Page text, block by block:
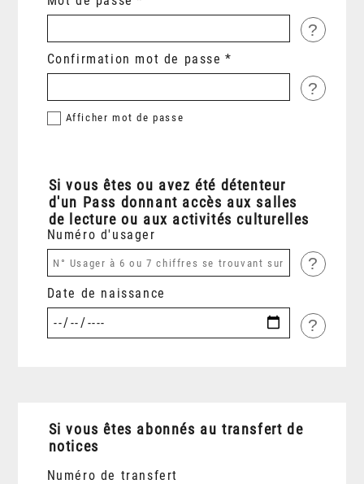
?
Confirmation mot de passe
?
Afficher mot de passe
Si vous êtes ou avez été détenteur
d'un Pass donnant accès aux salles
de lecture ou aux activités culturelles
Numéro d'usager
?
Date de naissance
?
Si vous êtes abonnés au transfert de
notices
Numéro de transfert